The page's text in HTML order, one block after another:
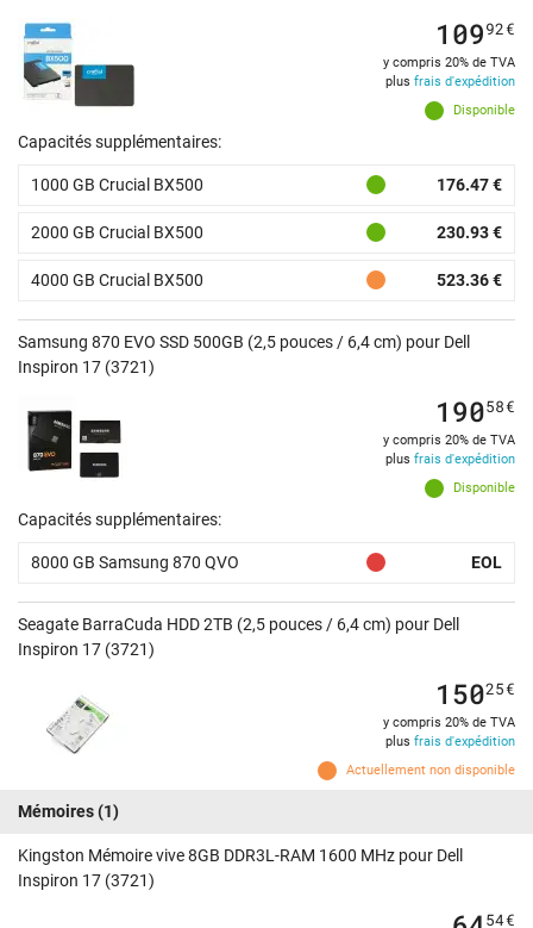
Disponible
10992€
y compris 20% de TVA
plus frais d'expédition
Capacités supplémentaires:
1000 GB Crucial BX500 176.47 €
2000 GB Crucial BX500 230.93 €
4000 GB Crucial BX500 523.36 €
Samsung 870 EVO SSD 500GB (2,5 pouces / 6,4 cm) pour Dell
Inspiron 17 (3721)
Disponible
19058€
y compris 20% de TVA
plus frais d'expédition
Capacités supplémentaires:
8000 GB Samsung 870 QVO EOL
Seagate BarraCuda HDD 2TB (2,5 pouces / 6,4 cm) pour Dell
Inspiron 17 (3721)
Actuellement non disponible
15025€
y compris 20% de TVA
plus frais d'expédition
Mémoires(1)
Kingston Mémoire vive 8GB DDR3L-RAM 1600 MHz pour Dell
Inspiron 17 (3721)
54€